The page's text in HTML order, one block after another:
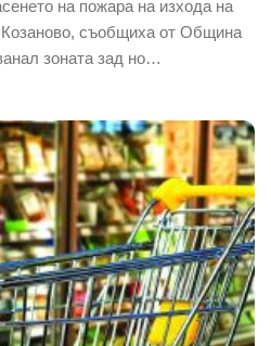
на пожара на изхода на
Козаново, съобщиха от Община
зоната зад но…